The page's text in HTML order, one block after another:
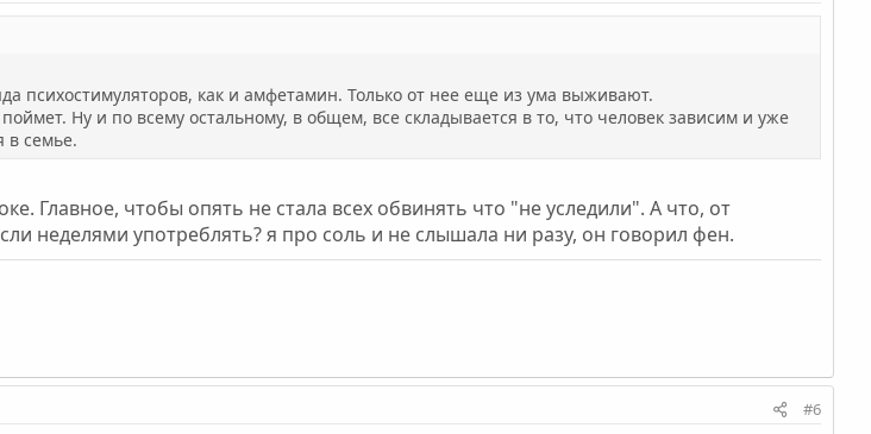
психостимуляторов, как и амфетамин. Только от нее еще из ума выживают.
Ну и по всему остальному, в общем, все складывается в то, что человек зависим и уже
в семье.
Главное, чтобы опять не стала всех обвинять что "не уследили". А что, от
неделями употреблять? я про соль и не слышала ни разу, он говорил фен.
#6